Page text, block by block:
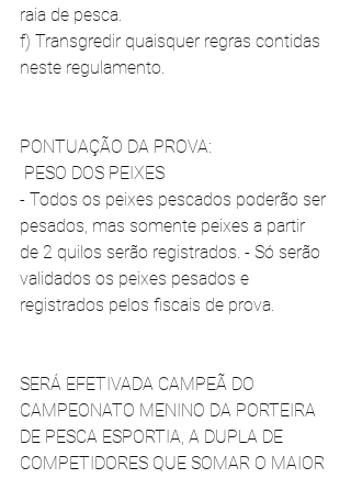
raia de pesca.
f) Transgredir quaisquer regras contidas
neste regulamento.
PONTUAÇÃO DA PROVA:
PESO DOS PEIXES
- Todos os peixes pescados poderão ser
pesados, mas somente peixes a partir
de 2 quilos serão registrados. - Só serão
validados os peixes pesados e
registrados pelos fiscais de prova.
SERÁ EFETIVADA CAMPEÃ DO
CAMPEONATO MENINO DA PORTEIRA
DE PESCA ESPORTIA, A DUPLA DE
COMPETIDORES QUE SOMAR O MAIOR